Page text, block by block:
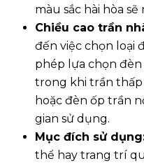
màu sắc hài hòa
Chiều cao trần
đến việc chọn loại
phép lựa chọn
trong khi trần
hoặc đèn ốp trần
gian sử dụng.
Mục đích sử
thể hay trang trí